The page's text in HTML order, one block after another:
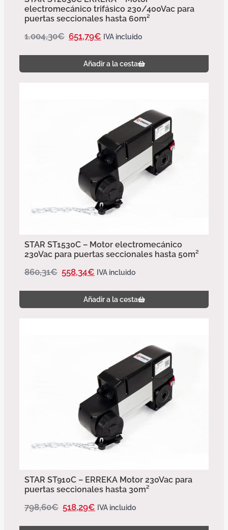
electromecánico trifásico 230/400Vac para
puertas seccionales hasta 60m²
1.004,30€ 651,79€ IVA incluido
Añadir a la cesta
STAR ST1530C – Motor electromecánico
230Vac para puertas seccionales hasta 50m²
860,31€ 558,34€ IVA incluido
Añadir a la cesta
STAR ST910C – ERREKA Motor 230Vac para
puertas seccionales hasta 30m²
798,60€ 518,29€ IVA incluido